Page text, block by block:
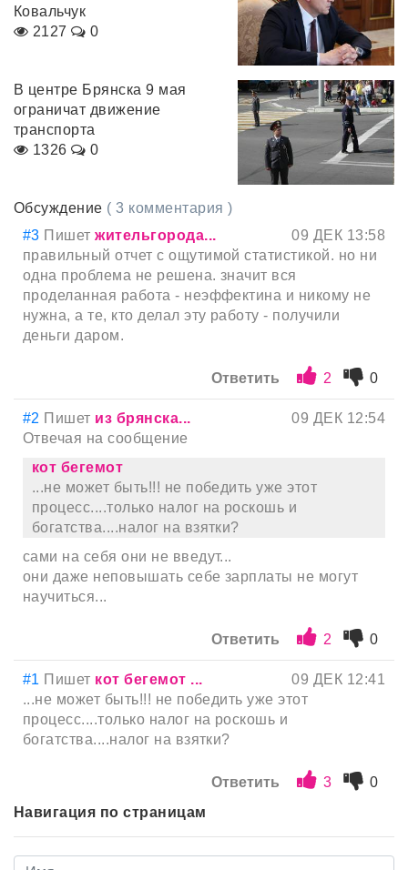
Ковальчук
2127
0
В центре Брянска 9 мая
ограничат движение
транспорта
1326
0
Обсуждение ( 3 комментария )
#3 Пишетжительгорода...
09 ДЕК 13:58
правильный отчет с ощутимой статистикой. но ни
одна проблема не решена. значит вся
проделанная работа - неэффектина и никому не
нужна, а те, кто делал эту работу - получили
деньги даром.
Ответить 2 0
#2 Пишет из брянска...
09 ДЕК 12:54
Отвечая на сообщение
кот бегемот
...не может быть!!! не победить уже этот
процесс....только налог на роскошь и
богатства....налог на взятки?
сами на себя они не введут...
они даже неповышать себе зарплаты не могут
научиться...
Ответить 2 0
#1 Пишет кот бегемот ...
09 ДЕК 12:41
...не может быть!!! не победить уже этот
процесс....только налог на роскошь и
богатства....налог на взятки?
Ответить 3
0
Навигация по страницам